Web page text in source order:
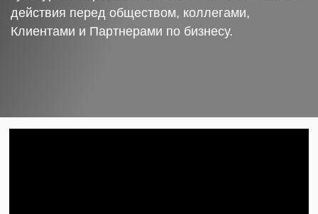
действия перед обществом, коллегами,
Клиентами и Партнерами по бизнесу.